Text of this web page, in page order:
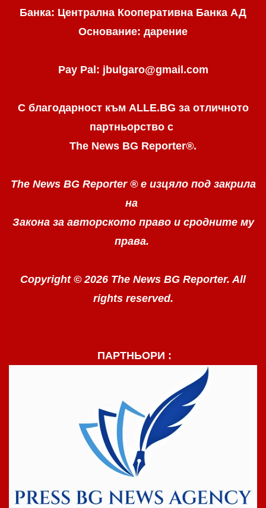
Банка: Централна Кооперативна Банка АД
Основание: дарение
Pay Pal: jbulgaro@gmail.com
С благодарност към ALLE.BG за отличното
партньорство с
The News BG Reporter®.
The News BG Reporter ® е изцяло под закрила
на
Закона за авторското право и сродните му
права.
Copyright © 2026 The News BG Reporter. All
rights reserved.
ПАРТНЬОРИ :